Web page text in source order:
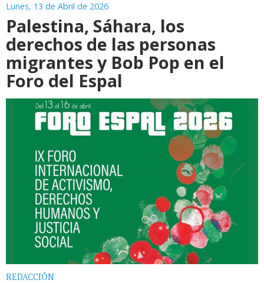
Lunes, 13 de Abril de 2026
Palestina, Sáhara, los
derechos de las personas
migrantes y Bob Pop en el
Foro del Espal
REDACCIÓN